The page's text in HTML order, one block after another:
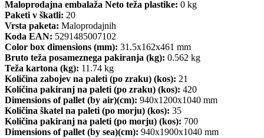
Maloprodajna embalaža Neto teža plastike: 0 kg
Paketi v škatli: 20
Vrsta paketa: Maloprodajnih
Koda EAN: 5291485007102
Color box dimensions (mm): 31.5x162x461 mm
Bruto teža posameznega pakiranja (kg): 0.562 kg
Teža kartona (kg): 11.74 kg
Količina zabojev na paleti (po zraku) (kos): 21
Količina pakiranj na paleti (po zraku) (kos): 420
Dimensions of pallet (by air)(cm): 940x1200x1040 mm
Količina škatel na paleti (po morju) (kos): 35
Količina pakiranj na paleti (po morju) (kos): 700
Dimensions of pallet (by sea)(cm): 940x1900x1040 mm